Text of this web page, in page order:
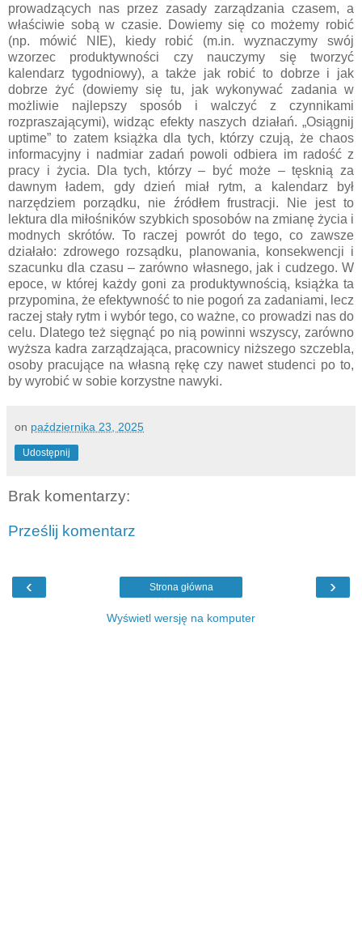
prowadzących nas przez zasady zarządzania czasem, a
właściwie sobą w czasie. Dowiemy się co możemy robić
(np. mówić NIE), kiedy robić (m.in. wyznaczymy swój
wzorzec produktywności czy nauczymy się tworzyć
kalendarz tygodniowy), a także jak robić to dobrze i jak
dobrze żyć (dowiemy się tu, jak wykonywać zadania w
możliwie najlepszy sposób i walczyć z czynnikami
rozpraszającymi), widząc efekty naszych działań. „Osiągnij
uptime” to zatem książka dla tych, którzy czują, że chaos
informacyjny i nadmiar zadań powoli odbiera im radość z
pracy i życia. Dla tych, którzy – być może – tęsknią za
dawnym ładem, gdy dzień miał rytm, a kalendarz był
narzędziem porządku, nie źródłem frustracji. Nie jest to
lektura dla miłośników szybkich sposobów na zmianę życia i
modnych skrótów. To raczej powrót do tego, co zawsze
działało: zdrowego rozsądku, planowania, konsekwencji i
szacunku dla czasu – zarówno własnego, jak i cudzego. W
epoce, w której każdy goni za produktywnością, książka ta
przypomina, że efektywność to nie pogoń za zadaniami, lecz
raczej stały rytm i wybór tego, co ważne, co prowadzi nas do
celu. Dlatego też sięgnąć po nią powinni wszyscy, zarówno
wyższa kadra zarządzająca, pracownicy niższego szczebla,
osoby pracujące na własną rękę czy nawet studenci po to,
by wyrobić w sobie korzystne nawyki.
on października 23, 2025
Udostępnij
Brak komentarzy:
Prześlij komentarz
‹ ›
Strona główna
Wyświetl wersję na komputer